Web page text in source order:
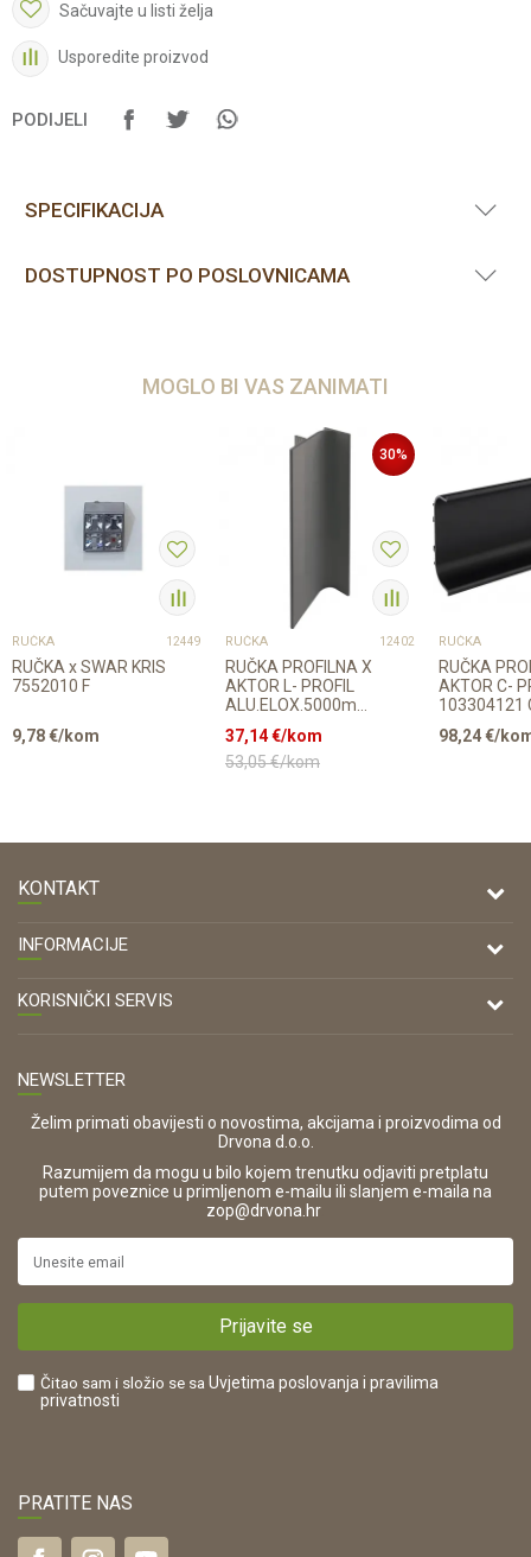
Sačuvajte u listi želja
Usporedite proizvod
PODIJELI
SPECIFIKACIJA
DOSTUPNOST PO POSLOVNICAMA
MOGLO BI VAS ZANIMATI
RUČKA 12449
RUČKA x SWAR KRIS
7552010 F
9,78€/kom
30%
RUČKA 12402
RUČKA PROFILNA X
AKTOR L- PROFIL
ALU.ELOX.5000mm
37,14€/kom
53,05€/kom
RUČKA
RUČKA
AKTOR C-
103304121
98,24€/
KONTAKT
DRVONA D.O.O.
Antuna Mihanovića 7,
47000 Karlovac
OIB:
42821181683
16280
https://www.drvona.hr/
POREZNI BROJ:
INFORMACIJE
O nama
KORISNIČKI SERVIS
Zaštita privatnosti i osobnih podataka
Korištenje kolačića
Pravo na odustajanje i jednostrani raskid ugovora
Reklamacije
Plaćanje karticama
Što dobivam registracijom?
NEWSLETTER
Želim primati obavijesti o novostima, akcijama i proizvodima od
Drvona d.o.o.
Razumijem da mogu u bilo kojem trenutku odjaviti pretplatu
putem poveznice u primljenom e-mailu ili slanjem e-maila na
zop@drvona.hr
Prijavite se
Čitao sam i složio se sa Uvjetima poslovanja i pravilima
privatnosti
PRATITE NAS